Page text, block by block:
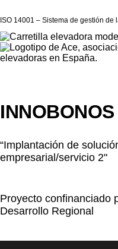
ISO 14001 – Sistema de gestión de
“Implantación de
empresarial/servicio 2"
Proyecto confinanciado
Desarrollo Regional